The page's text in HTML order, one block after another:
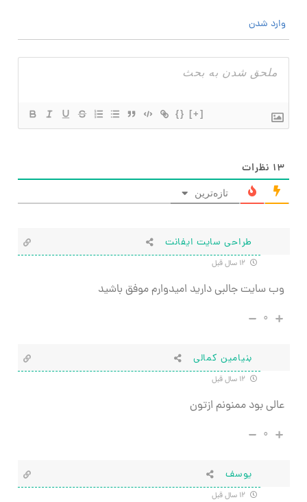
وارد شدن
{} [+]
۱۳ نظرات
تازه‌ترین
طراحی سایت ایفانت
وب سایت جالبی دارید امیدوارم موفق باشید
۰
بنیامین کمالی
عالی بود ممنونم ازتون
۰
یوسف